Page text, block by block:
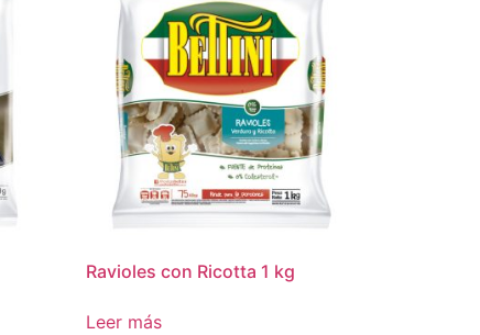
Ravioles con Ricotta 1 kg
Leer más